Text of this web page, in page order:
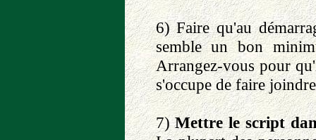
6) Faire qu'au
semble un bon
Arrangez-vous pour
s'occupe de faire
7)Mettre le script